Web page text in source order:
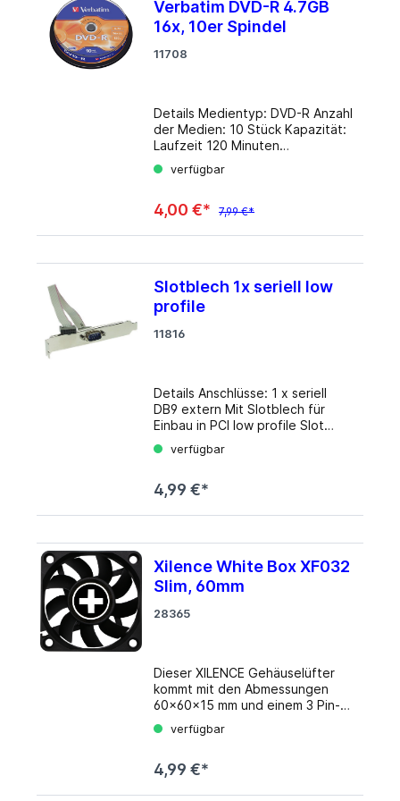
Abmessungen: 2,5 mm x 100 mm
(B x L) Farbe: Schwarz Material:
PA 66 Zugfestigkeit: 8,1 kg
Temperatur: -20° ~ 80°
Verbatim DVD-R 4.7GB
16x, 10er Spindel
11708
Details Medientyp: DVD-R Anzahl
der Medien: 10 Stück Kapazität:
Laufzeit 120 Minuten
Schreibgeschwindigkeit: 16 fach
Verpackung: Spindel
verfügbar
4,00 €* 7,99 €*
Slotblech 1x seriell low
profile
11816
Details Anschlüsse: 1 x seriell
DB9 extern Mit Slotblech für
Einbau in PCI low profile Slot
Systemvoraussetzung: PC mit
einem freien PCI Slot, ein freier
Slotblech 1 x COM Port
verfügbar
4,99 €*
Xilence White Box XF032
Slim, 60mm
28365
Dieser XILENCE Gehäuselüfter
kommt mit den Abmessungen
60x60x15 mm und einem 3 Pin-
Boardstecker. Der Lüfter hat
eine Drehzahl von 2100
kann 20,4 Kubikmeter Luft in
verfügbar
4,99 €*